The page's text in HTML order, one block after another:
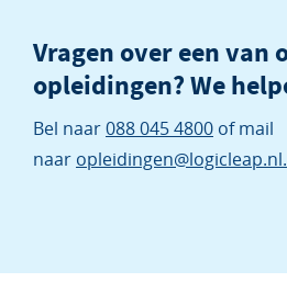
Vragen over een van
opleidingen? We
Bel naar088 045 4800 of mail
naar opleidingen@logicleap.nl.